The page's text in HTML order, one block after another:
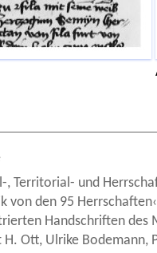
, Territorial- und
von den 95
Handschriften des
Ott, Ulrike Bodemann,